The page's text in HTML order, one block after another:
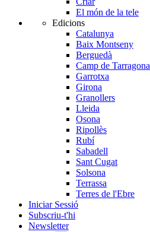
El món de la tele
Edicions
Catalunya
Baix Montseny
Berguedà
Camp de Tarragona
Garrotxa
Girona
Granollers
Lleida
Osona
Ripollès
Rubí
Sabadell
Sant Cugat
Solsona
Terrassa
Terres de l'Ebre
Iniciar Sessió
Subscriu-t'hi
Newsletter